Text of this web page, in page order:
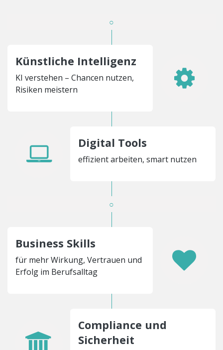
○
Künstliche Intelligenz
KI verstehen – Chancen nutzen,
Risiken meistern
Digital Tools
effizient arbeiten, smart nutzen
○
Business Skills
für mehr Wirkung, Vertrauen und
Erfolg im Berufsalltag
Compliance und
Sicherheit